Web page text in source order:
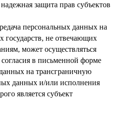
защита прав субъектов
персональных данных на
государств, не отвечающих
может осуществляться
в письменной форме
на трансграничную
данных и/или исполнения
является субъект